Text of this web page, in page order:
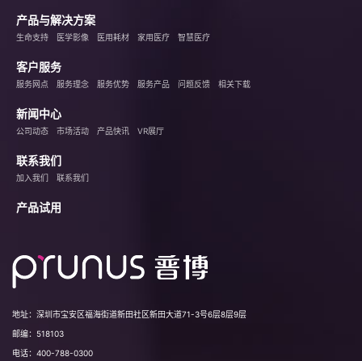
产品与解决方案
生命支持 医学影像 医用耗材 家用医疗 智慧医疗
客户服务
服务网点 服务理念 服务优势 服务产品 问题反馈 相关下载
新闻中心
公司动态 市场活动 产品快讯 VR展厅
联系我们
加入我们 联系我们
产品试用
地址： 深圳市宝安区福海街道新田社区新田大道71-3号6层8层9层
邮编： 518103
电话： 400-788-0300